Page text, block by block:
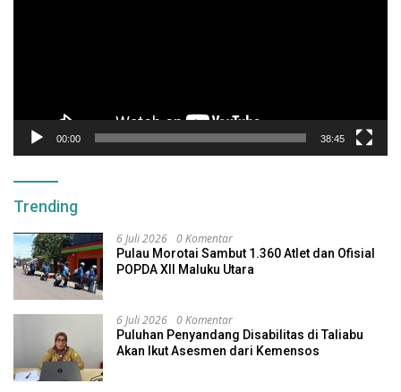
00:00 38:45
Trending
6 Juli 2026 0 Komentar
Pulau Morotai Sambut 1.360 Atlet dan Ofisial
POPDA XII Maluku Utara
6 Juli 2026 0 Komentar
Puluhan Penyandang Disabilitas di Taliabu
Akan Ikut Asesmen dari Kemensos